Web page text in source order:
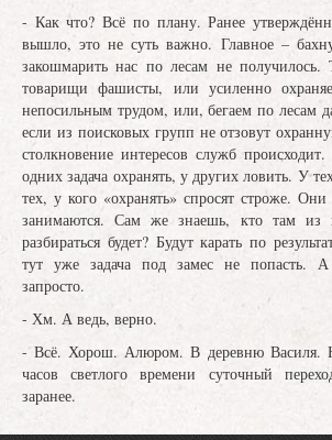
- Как что? Всё по плану. Ранее
вышло, это не суть важно. Главное –
закошмарить нас по лесам не получилось.
товарищи фашисты, или усиленно
непосильным трудом, или, бегаем по лесам
если из поисковых групп не отзовут
столкновение интересов служб
одних задача охранять, у других ловить. У
тех, у кого «охранять» спросят строже.
занимаются. Сам же знаешь, кто там из
разбираться будет? Будут карать по
тут уже задача под замес не попасть. А
запросто.
- Хм. А ведь, верно.
- Всё. Хорош. Алюром. В деревню Василя.
часов светлого времени суточный
заранее.